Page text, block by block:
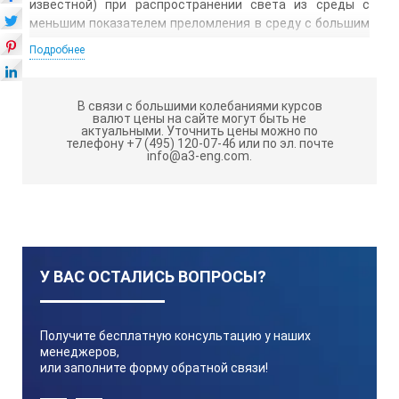
известной) при распространении света из среды с
меньшим показателем преломления в среду с большим
показателем.
Диапазон измерения
Минимальные показания
Показатель преломления (nD) 0.0001
Brix 0,1%
Подробнее
В связи с большими колебаниями курсов
валют цены на сайте могут быть не
актуальными. Уточнить цены можно по
телефону +7 (495) 120-07-46 или по эл. почте
info@a3-eng.com.
У ВАС ОСТАЛИСЬ ВОПРОСЫ?
Получите бесплатную консультацию у наших
менеджеров,
или заполните форму обратной связи!